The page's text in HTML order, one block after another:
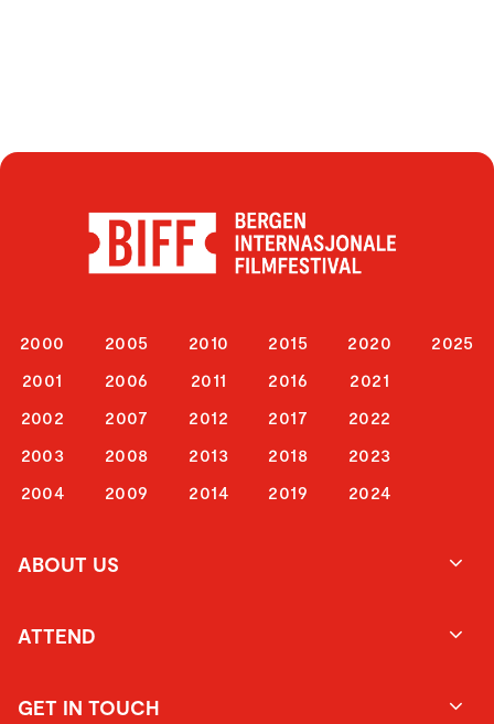
2000
2001
2002
2003
2004
2005
2006
2007
2008
2009
2010
2011
2012
2013
2014
2015
2016
2017
2018
2019
2020
2021
2022
2023
2024
2025
ABOUT US
ATTEND
GET IN TOUCH